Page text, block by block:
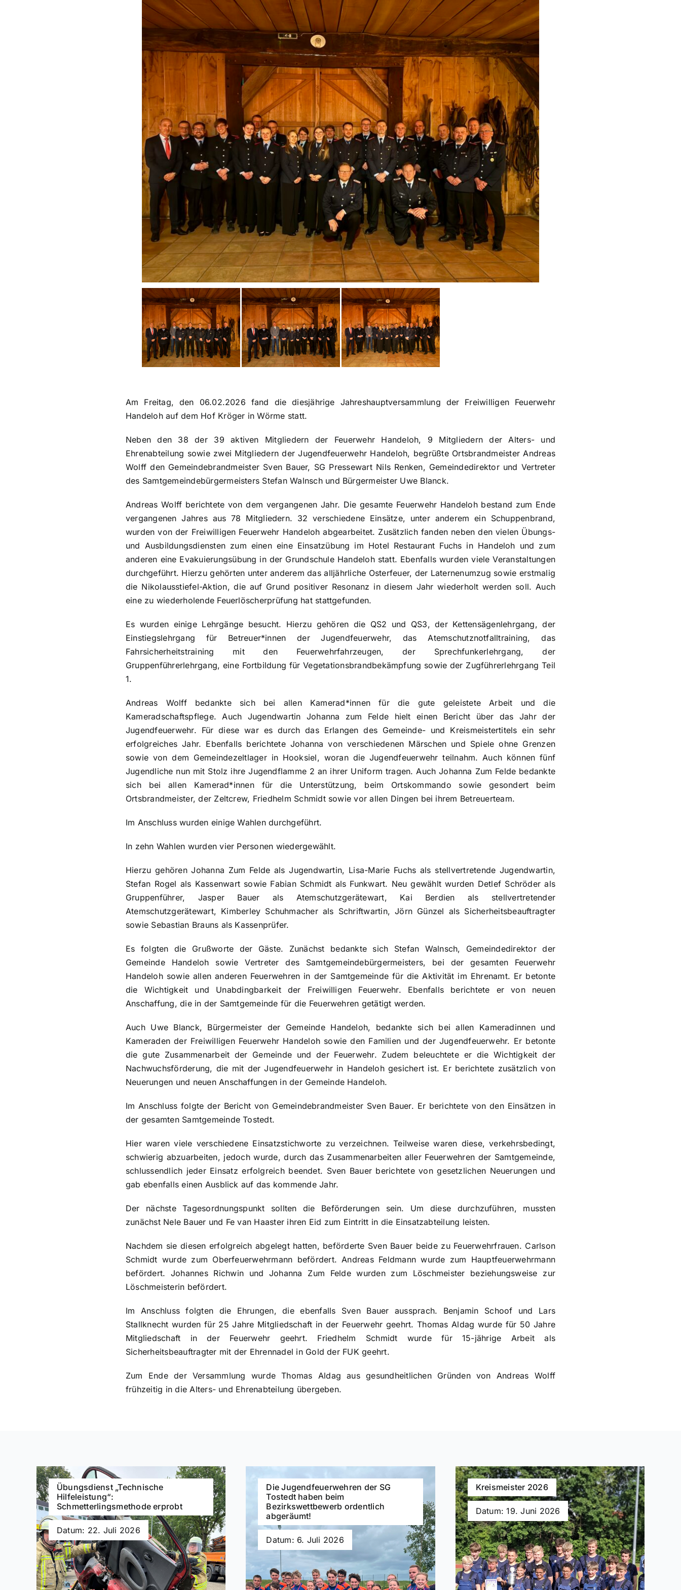
Am Freitag, den 06.02.2026 fand die diesjährige Jahreshauptversammlung der Freiwilligen Feuerwehr
Handeloh auf dem Hof Kröger in Wörme statt.
Neben den 38 der 39 aktiven Mitgliedern der Feuerwehr Handeloh, 9 Mitgliedern der Alters- und
Ehrenabteilung sowie zwei Mitgliedern der Jugendfeuerwehr Handeloh, begrüßte Ortsbrandmeister Andreas
Wolff den Gemeindebrandmeister Sven Bauer, SG Pressewart Nils Renken, Gemeindedirektor und Vertreter
des Samtgemeindebürgermeisters Stefan Walnsch und Bürgermeister Uwe Blanck.
Andreas Wolff berichtete von dem vergangenen Jahr. Die gesamte Feuerwehr Handeloh bestand zum Ende
vergangenen Jahres aus 78 Mitgliedern. 32 verschiedene Einsätze, unter anderem ein Schuppenbrand,
wurden von der Freiwilligen Feuerwehr Handeloh abgearbeitet. Zusätzlich fanden neben den vielen Übungs-
und Ausbildungsdiensten zum einen eine Einsatzübung im Hotel Restaurant Fuchs in Handeloh und zum
anderen eine Evakuierungsübung in der Grundschule Handeloh statt. Ebenfalls wurden viele Veranstaltungen
durchgeführt. Hierzu gehörten unter anderem das alljährliche Osterfeuer, der Laternenumzug sowie erstmalig
die Nikolausstiefel-Aktion, die auf Grund positiver Resonanz in diesem Jahr wiederholt werden soll. Auch
eine zu wiederholende Feuerlöscherprüfung hat stattgefunden.
Es wurden einige Lehrgänge besucht. Hierzu gehören die QS2 und QS3, der Kettensägenlehrgang, der
Einstiegslehrgang für Betreuer*innen der Jugendfeuerwehr, das Atemschutznotfalltraining, das
Fahrsicherheitstraining mit den Feuerwehrfahrzeugen, der Sprechfunkerlehrgang, der
Gruppenführerlehrgang, eine Fortbildung für Vegetationsbrandbekämpfung sowie der Zugführerlehrgang Teil
1.
Andreas Wolff bedankte sich bei allen Kamerad*innen für die gute geleistete Arbeit und die
Kameradschaftspflege. Auch Jugendwartin Johanna zum Felde hielt einen Bericht über das Jahr der
Jugendfeuerwehr. Für diese war es durch das Erlangen des Gemeinde- und Kreismeistertitels ein sehr
erfolgreiches Jahr. Ebenfalls berichtete Johanna von verschiedenen Märschen und Spiele ohne Grenzen
sowie von dem Gemeindezeltlager in Hooksiel, woran die Jugendfeuerwehr teilnahm. Auch können fünf
Jugendliche nun mit Stolz ihre Jugendflamme 2 an ihrer Uniform tragen. Auch Johanna Zum Felde bedankte
sich bei allen Kamerad*innen für die Unterstützung, beim Ortskommando sowie gesondert beim
Ortsbrandmeister, der Zeltcrew, Friedhelm Schmidt sowie vor allen Dingen bei ihrem Betreuerteam.
Im Anschluss wurden einige Wahlen durchgeführt.
In zehn Wahlen wurden vier Personen wiedergewählt.
Hierzu gehören Johanna Zum Felde als Jugendwartin, Lisa-Marie Fuchs als stellvertretende Jugendwartin,
Stefan Rogel als Kassenwart sowie Fabian Schmidt als Funkwart. Neu gewählt wurden Detlef Schröder als
Gruppenführer, Jasper Bauer als Atemschutzgerätewart, Kai Berdien als stellvertretender
Atemschutzgerätewart, Kimberley Schuhmacher als Schriftwartin, Jörn Günzel als Sicherheitsbeauftragter
sowie Sebastian Brauns als Kassenprüfer.
Es folgten die Grußworte der Gäste. Zunächst bedankte sich Stefan Walnsch, Gemeindedirektor der
Gemeinde Handeloh sowie Vertreter des Samtgemeindebürgermeisters, bei der gesamten Feuerwehr
Handeloh sowie allen anderen Feuerwehren in der Samtgemeinde für die Aktivität im Ehrenamt. Er betonte
die Wichtigkeit und Unabdingbarkeit der Freiwilligen Feuerwehr. Ebenfalls berichtete er von neuen
Anschaffung, die in der Samtgemeinde für die Feuerwehren getätigt werden.
Auch Uwe Blanck, Bürgermeister der Gemeinde Handeloh, bedankte sich bei allen Kameradinnen und
Kameraden der Freiwilligen Feuerwehr Handeloh sowie den Familien und der Jugendfeuerwehr. Er betonte
die gute Zusammenarbeit der Gemeinde und der Feuerwehr. Zudem beleuchtete er die Wichtigkeit der
Nachwuchsförderung, die mit der Jugendfeuerwehr in Handeloh gesichert ist. Er berichtete zusätzlich von
Neuerungen und neuen Anschaffungen in der Gemeinde Handeloh.
Im Anschluss folgte der Bericht von Gemeindebrandmeister Sven Bauer. Er berichtete von den Einsätzen in
der gesamten Samtgemeinde Tostedt.
Hier waren viele verschiedene Einsatzstichworte zu verzeichnen. Teilweise waren diese, verkehrsbedingt,
schwierig abzuarbeiten, jedoch wurde, durch das Zusammenarbeiten aller Feuerwehren der Samtgemeinde,
schlussendlich jeder Einsatz erfolgreich beendet. Sven Bauer berichtete von gesetzlichen Neuerungen und
gab ebenfalls einen Ausblick auf das kommende Jahr.
Der nächste Tagesordnungspunkt sollten die Beförderungen sein. Um diese durchzuführen, mussten
zunächst Nele Bauer und Fe van Haaster ihren Eid zum Eintritt in die Einsatzabteilung leisten.
Nachdem sie diesen erfolgreich abgelegt hatten, beförderte Sven Bauer beide zu Feuerwehrfrauen. Carlson
Schmidt wurde zum Oberfeuerwehrmann befördert. Andreas Feldmann wurde zum Hauptfeuerwehrmann
befördert. Johannes Richwin und Johanna Zum Felde wurden zum Löschmeister beziehungsweise zur
Löschmeisterin befördert.
Im Anschluss folgten die Ehrungen, die ebenfalls Sven Bauer aussprach. Benjamin Schoof und Lars
Stallknecht wurden für 25 Jahre Mitgliedschaft in der Feuerwehr geehrt. Thomas Aldag wurde für 50 Jahre
Mitgliedschaft in der Feuerwehr geehrt. Friedhelm Schmidt wurde für 15-jährige Arbeit als
Sicherheitsbeauftragter mit der Ehrennadel in Gold der FUK geehrt.
Zum Ende der Versammlung wurde Thomas Aldag aus gesundheitlichen Gründen von Andreas Wolff
frühzeitig in die Alters- und Ehrenabteilung übergeben.
Übungsdienst „Technische
Hilfeleistung“:
Schmetterlingsmethode erprobt
Datum: 22. Juli 2026
Die Jugendfeuerwehren der SG
Tostedt haben beim
Bezirkswettbewerb ordentlich
abgeräumt!
Datum: 6. Juli 2026
Kreismeister 2026
Datum: 19. Juni 2026